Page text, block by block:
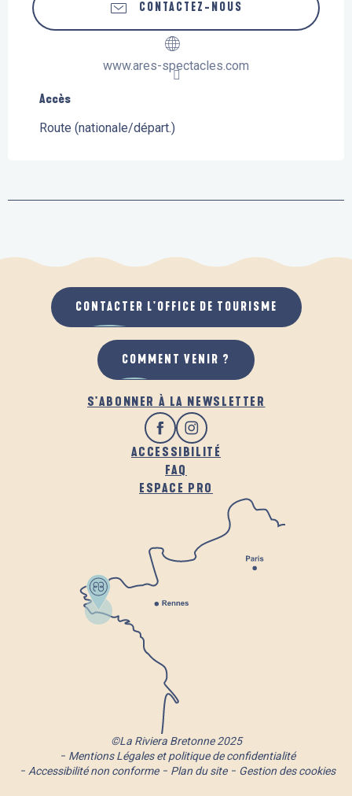
CONTACTEZ-NOUS
www.ares-spectacles.com
Accès
Accès
Route (nationale/départ.)
S'ABONNER À LA NEWSLETTER
ACCESSIBILITÉ
FAQ
ESPACE PRO
CONTACTER L'OFFICE DE TOURISME
COMMENT VENIR ?
©La Riviera Bretonne 2025
Mentions Légales et politique de confidentialité
Accessibilité non conforme
Plan du site Gestion des cookies